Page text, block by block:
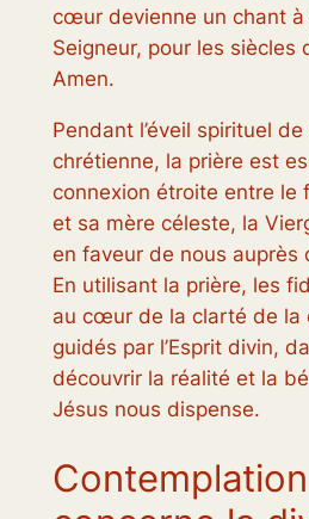
cœur devienne un chant à
Seigneur, pour les siècles
Amen.
Pendant l’éveil spirituel
chrétienne, la prière est
connexion étroite entre le
et sa mère céleste, la
en faveur de nous auprès
En utilisant la prière, les
au cœur de la clarté de la
guidés par l’Esprit divin,
découvrir la réalité et la
Jésus nous dispense.